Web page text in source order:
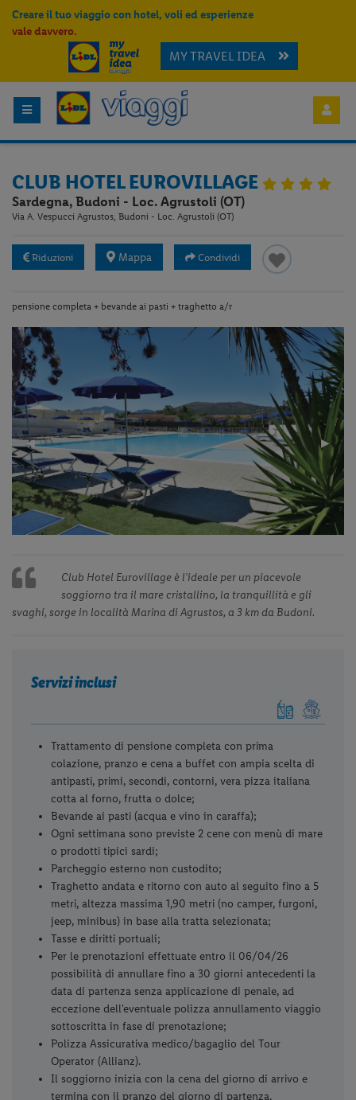
Creare il tuo viaggio con hotel, voli ed esperienze
vale davvero.
MY TRAVEL IDEA
CLUB HOTEL EUROVILLAGE
Sardegna, Budoni - Loc. Agrustoli (OT)
Via A. Vespucci Agrustos, Budoni - Loc. Agrustoli (OT)
Riduzioni Mappa Condividi
pensione completa + bevande ai pasti + traghetto a/r
Previous
Slide
◀︎
Next
Slide
▶︎
Club Hotel Eurovillage è l'ideale per un piacevole
soggiorno tra il mare cristallino, la tranquillità e gli
svaghi, sorge in località Marina di Agrustos, a 3 km da Budoni.
Servizi inclusi
Trattamento di pensione completa con prima
colazione, pranzo e cena a buffet con ampia scelta di
antipasti, primi, secondi, contorni, vera pizza italiana
cotta al forno, frutta o dolce;
Bevande ai pasti (acqua e vino in caraffa);
Ogni settimana sono previste 2 cene con menù di mare
o prodotti tipici sardi;
Parcheggio esterno non custodito;
Traghetto andata e ritorno con auto al seguito fino a 5
metri, altezza massima 1,90 metri (no camper, furgoni,
jeep, minibus)in base alla tratta selezionata;
Tasse e diritti portuali;
Per le prenotazioni effettuate entro il 06/04/26
possibilità di annullare fino a 30 giorni antecedenti la
data di partenza senza applicazione di penale, ad
eccezione dell'eventuale polizza annullamento viaggio
sottoscritta in fase di prenotazione;
Polizza Assicurativa medico/bagaglio del Tour
Operator (Allianz).
Il soggiorno inizia con la cena del giorno di arrivo e
termina con il pranzo del giorno di partenza.